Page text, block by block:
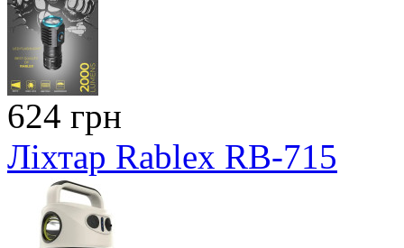
624 грн
Ліхтар Rablex RB-715